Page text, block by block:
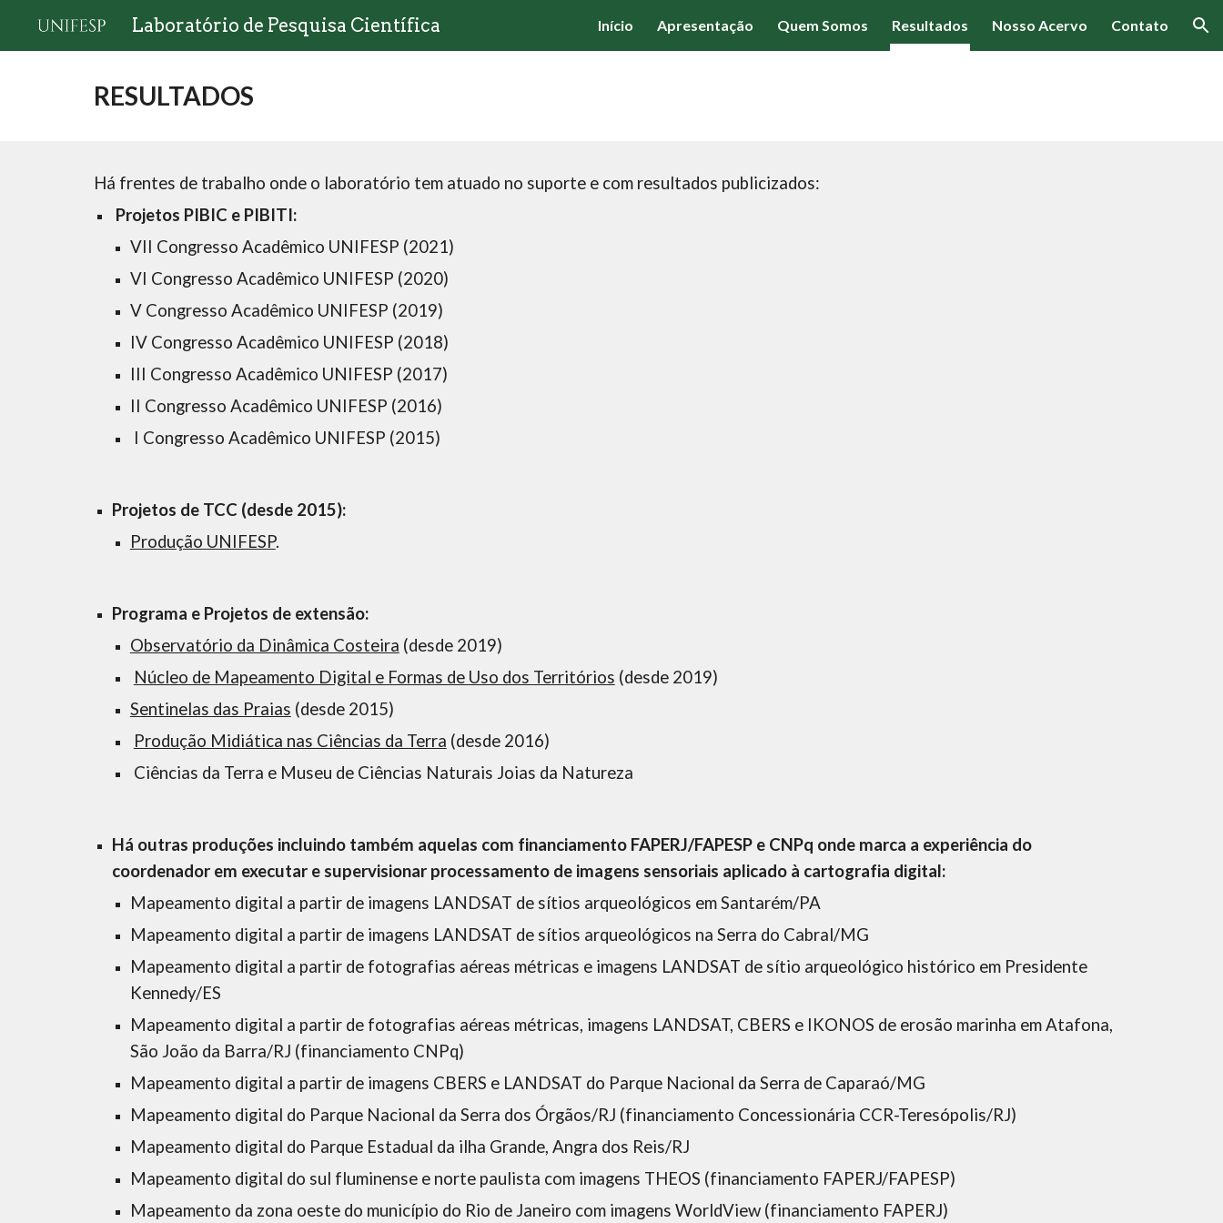
Skip to main content Skip to navigation
Laboratório de Pesquisa Científica Início Apresentação Quem Somos Resultados Nosso Acervo Contato
RESULTADOS
Há frentes de trabalho onde o laboratório tem atuado no suporte e com resultados publicizados:
Projetos PIBIC e PIBITI:
VII Congresso Acadêmico UNIFESP (2021)
VI Congresso Acadêmico UNIFESP (2020)
V Congresso Acadêmico UNIFESP (2019)
​IV Congresso Acadêmico UNIFESP (2018)
​III Congresso Acadêmico UNIFESP (2017)
​II Congresso Acadêmico UNIFESP (2016)
I Congresso Acadêmico UNIFESP (2015)
Projetos de TCC (desde 2015):
Produção UNIFESP.
Programa e Projetos de extensão:
Observatório da Dinâmica Costeira (desde 2019)
Núcleo de Mapeamento Digital e Formas de Uso dos Territórios (desde 2019)
​Sentinelas das Praias (desde 2015)
Produção Midiática nas Ciências da Terra (desde 2016)
Ciências da Terra e Museu de Ciências Naturais Joias da Natureza
Há outras produções incluindo também aquelas com financiamento FAPERJ/FAPESP e CNPq onde marca a experiência do
coordenador em executar e supervisionar processamento de imagens sensoriais aplicado à cartografia digital:
Mapeamento digital a partir de imagens LANDSAT de sítios arqueológicos em Santarém/PA
Mapeamento digital a partir de imagens LANDSAT de sítios arqueológicos na Serra do Cabral/MG
Mapeamento digital a partir de fotografias aéreas métricas e imagens LANDSAT de sítio arqueológico histórico em Presidente
Kennedy/ES
Mapeamento digital a partir de fotografias aéreas métricas, imagens LANDSAT, CBERS e IKONOS de erosão marinha em Atafona,
São João da Barra/RJ (financiamento CNPq)
Mapeamento digital a partir de imagens CBERS e LANDSAT do Parque Nacional da Serra de Caparaó/MG
Mapeamento digital do Parque Nacional da Serra dos Órgãos/RJ (financiamento Concessionária CCR-Teresópolis/RJ)
Mapeamento digital do Parque Estadual da ilha Grande, Angra dos Reis/RJ
Mapeamento digital do sul fluminense e norte paulista com imagens THEOS (financiamento FAPERJ/FAPESP)
Mapeamento da zona oeste do município do Rio de Janeiro com imagens WorldView (financiamento FAPERJ)